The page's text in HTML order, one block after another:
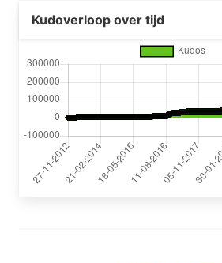
Kudoverloop over tijd